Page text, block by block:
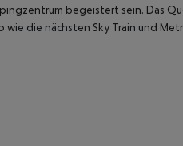
begeistert sein. Das
wie die nächsten Sky Train und